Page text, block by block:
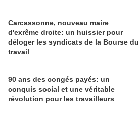
Carcassonne, nouveau maire
d'exrême droite: un huissier pour
déloger les syndicats de la Bourse du
travail
90 ans des congés payés: un
conquis social et une véritable
révolution pour les travailleurs